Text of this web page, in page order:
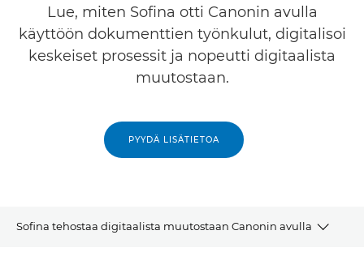
Lue, miten Sofina otti Canonin avulla
käyttöön dokumenttien työnkulut, digitalisoi
keskeiset prosessit ja nopeutti digitaalista
muutostaan.
PYYDÄ LISÄTIETOA
Sofina tehostaa digitaalista muutostaan Canonin avulla